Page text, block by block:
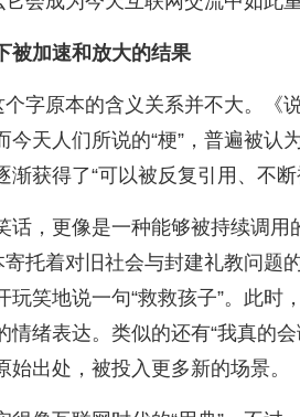
被加速和放大的结果
个字原本的含义关系并不大。《
天人们所说的“梗”，普遍被认
获得了“可以被反复引用、不断
话，更像是一种能够被持续调
寄托着对旧社会与封建礼教问
笑地说一句“救救孩子”。此时
绪表达。类似的还有“我真的会
出处，被投入更多新的场景。